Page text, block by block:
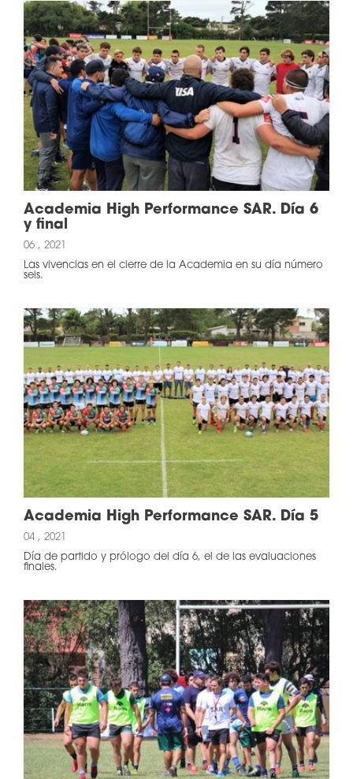
Academia High Performance SAR. Día 6
y final
06 , 2021
Las vivencias en el cierre de la Academia en su día número
seis.
Academia High Performance SAR. Día 5
04 , 2021
Día de partido y prólogo del día 6, el de las evaluaciones
finales.